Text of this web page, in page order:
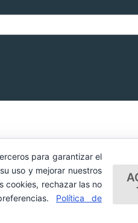
para garantizar el
uso y mejorar nuestros
cookies, rechazar las no
Política de